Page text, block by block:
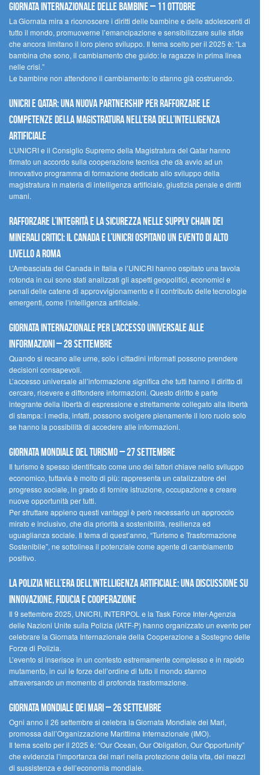
Giornata internazionale delle bambine – 11 ottobre
La Giornata mira a riconoscere i diritti delle bambine e delle adolescenti di
tutto il mondo, promuoverne l’emancipazione e sensibilizzare sulle sfide
che ancora limitano il loro pieno sviluppo. Il tema scelto per il 2025 è: “La
bambina che sono, il cambiamento che guido: le ragazze in prima linea
nelle crisi.”
Le bambine non attendono il cambiamento: lo stanno già costruendo.
UNICRI e Qatar: una nuova partnership per rafforzare le
competenze della magistratura nell’era dell’intelligenza
artificiale
L’UNICRI e il Consiglio Supremo della Magistratura del Qatar hanno
firmato un accordo sulla cooperazione tecnica che dà avvio ad un
innovativo programma di formazione dedicato allo sviluppo della
magistratura in materia di intelligenza artificiale, giustizia penale e diritti
umani.
Rafforzare l’integrità e la sicurezza nelle supply chain dei
minerali critici: il Canada e l’UNICRI ospitano un evento di alto
livello a Roma
L’Ambasciata del Canada in Italia e l’UNICRI hanno ospitato una tavola
rotonda in cui sono stati analizzati gli aspetti geopolitici, economici e
penali delle catene di approvvigionamento e il contributo delle tecnologie
emergenti, come l’intelligenza artificiale.
Giornata internazionale per l’accesso universale alle
informazioni – 28 settembre
Quando si recano alle urne, solo i cittadini informati possono prendere
decisioni consapevoli.
L’accesso universale all’informazione significa che tutti hanno il diritto di
cercare, ricevere e diffondere informazioni. Questo diritto è parte
integrante della libertà di espressione e strettamente collegato alla libertà
di stampa: i media, infatti, possono svolgere pienamente il loro ruolo solo
se hanno la possibilità di accedere alle informazioni.
Giornata mondiale del turismo – 27 settembre
Il turismo è spesso identificato come uno dei fattori chiave nello sviluppo
economico, tuttavia è molto di più: rappresenta un catalizzatore del
progresso sociale, in grado di fornire istruzione, occupazione e creare
nuove opportunità per tutti.
Per sfruttare appieno questi vantaggi è però necessario un approccio
mirato e inclusivo, che dia priorità a sostenibilità, resilienza ed
uguaglianza sociale. Il tema di quest’anno, “Turismo e Trasformazione
Sostenibile”, ne sottolinea il potenziale come agente di cambiamento
positivo.
La polizia nell’era dell’Intelligenza Artificiale: una discussione su
innovazione, fiducia e cooperazione
Il 9 settembre 2025, UNICRI, INTERPOL e la Task Force Inter-Agenzia
delle Nazioni Unite sulla Polizia (IATF-P) hanno organizzato un evento per
celebrare la Giornata Internazionale della Cooperazione a Sostegno delle
Forze di Polizia.
L’evento si inserisce in un contesto estremamente complesso e in rapido
mutamento, in cui le forze dell’ordine di tutto il mondo stanno
attraversando un momento di profonda trasformazione.
Giornata Mondiale dei Mari – 26 settembre
Ogni anno il 26 settembre si celebra la Giornata Mondiale dei Mari,
promossa dall’Organizzazione Marittima Internazionale (IMO).
Il tema scelto per il 2025 è: “Our Ocean, Our Obligation, Our Opportunity”
che evidenzia l’importanza dei mari nella protezione della vita, dei mezzi
di sussistenza e dell’economia mondiale.